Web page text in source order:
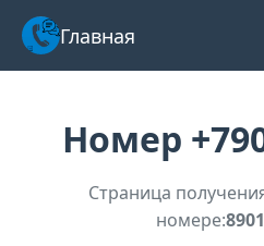
Главная
Номер
Страница
номере: